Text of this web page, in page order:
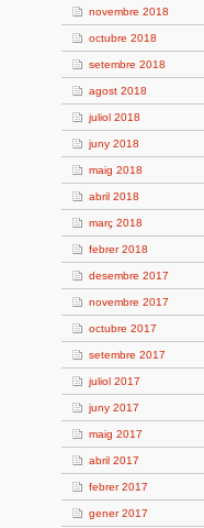
novembre 2018
octubre 2018
setembre 2018
agost 2018
juliol 2018
juny 2018
maig 2018
abril 2018
març 2018
febrer 2018
desembre 2017
novembre 2017
octubre 2017
setembre 2017
juliol 2017
juny 2017
maig 2017
abril 2017
febrer 2017
gener 2017